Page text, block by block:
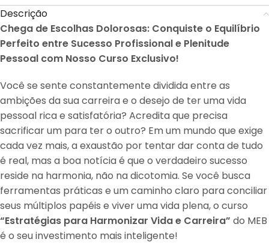
Descrição
Chega de Escolhas Dolorosas: Conquiste o Equilíbrio
Perfeito entre Sucesso Profissional e Plenitude
Pessoal com Nosso Curso Exclusivo!
Você se sente constantemente dividida entre as
ambições da sua carreira e o desejo de ter uma vida
pessoal rica e satisfatória? Acredita que precisa
sacrificar um para ter o outro? Em um mundo que exige
cada vez mais, a exaustão por tentar dar conta de tudo
é real, mas a boa notícia é que o verdadeiro sucesso
reside na harmonia, não na dicotomia. Se você busca
ferramentas práticas e um caminho claro para conciliar
seus múltiplos papéis e viver uma vida plena, o curso
“Estratégias para Harmonizar Vida e Carreira” do MEB
é o seu investimento mais inteligente!